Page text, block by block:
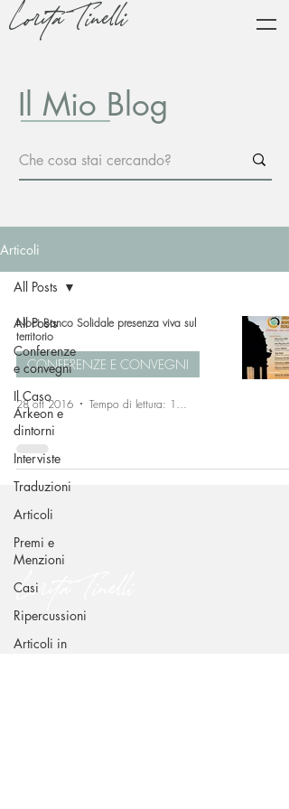
Lorita Tinelli
Il Mio Blog
Articoli
All Posts
Conferenze
e convegni
Il Caso
Arkeon e
dintorni
Interviste
Traduzioni
Articoli
Premi e
Menzioni
Casi
Ripercussioni
Articoli in
All Posts
Noci Banco Solidale presenza viva sul
territorio
CONFERENZE E CONVEGNI
28 ott 2016 Tempo di lettura: 1 min
Lorita Tinelli
CONTATTI